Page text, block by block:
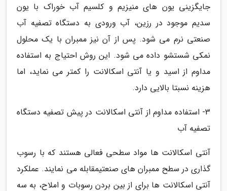
جایگزینی یون های منیزیم و کلسیم آب خوراک با یون
سدیم موجود در رزین، آب ورودی به دستگاه تصفیه آب
صنعتی نرم می شود. پس از آن نیز ممبران با یک محلول
نمکی شستشو داده می شود. این روش احتیاج به استفاده
مداوم از اسید و یا آنتی اسکالانت را کمتر می نماید، اما
هزینه نسبتا بالایی دارد.
3- استفاده مداوم از آنتی اسکالانت در پیش تصفیه دستگاه
تصفیه آب
آنتی اسکالانت ها مواد سطحی فعالی هستند که با رسوب
گذاری در سطح ممبران های صنعتیمقابله می نمایند. عملکرد
آنتی اسکالانت ها برای از بین بردن رسوبات و املاح، به سه